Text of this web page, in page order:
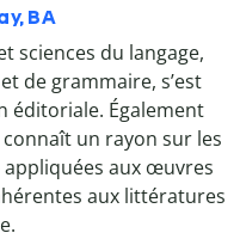
BA
sciences du langage,
de grammaire, s’est
éditoriale. Également
un rayon sur les
aux œuvres
aux littératures